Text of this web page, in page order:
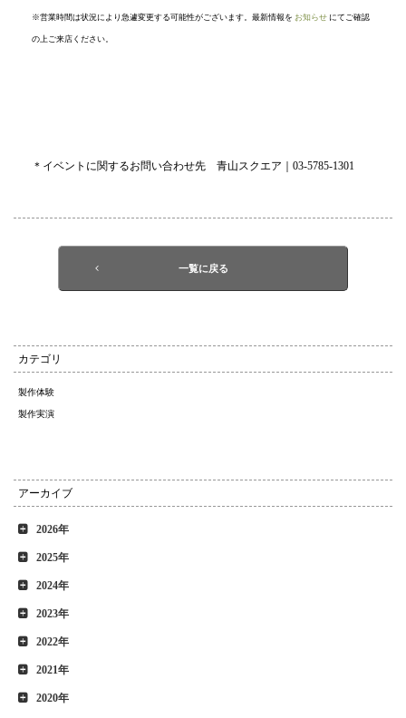
※営業時間は状況により急遽変更する可能性がございます。最新情報を お知らせ にてご確認
の上ご来店ください。
＊イベントに関するお問い合わせ先 青山スクエア｜03-5785-1301
一覧に戻る
カテゴリ
製作体験
製作実演
アーカイブ
2026年
2025年
2024年
2023年
2022年
2021年
2020年